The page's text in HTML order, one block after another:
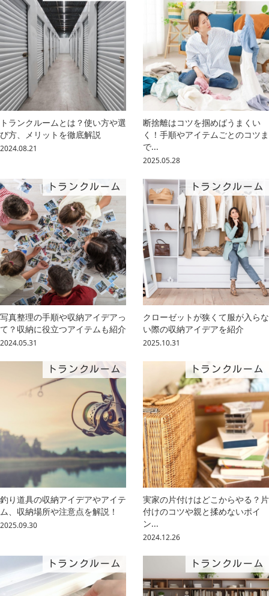
トランクルームとは？使い方や選
び方、メリットを徹底解説
2024.08.21
断捨離はコツを掴めばうまくい
く！手順やアイテムごとのコツま
で...
2025.05.28
トランクルーム
写真整理の手順や収納アイデアっ
て？収納に役立つアイテムも紹介
2024.05.31
トランクルーム
クローゼットが狭くて服が入らな
い際の収納アイデアを紹介
2025.10.31
トランクルーム
釣り道具の収納アイデアやアイテ
ム、収納場所や注意点を解説！
2025.09.30
トランクルーム
実家の片付けはどこからやる？片
付けのコツや親と揉めないポイ
ン...
2024.12.26
トランクルーム トランクルーム